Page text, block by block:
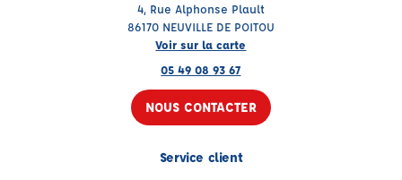
4, Rue Alphonse Plault
86170 NEUVILLE DE POITOU
Voir sur la carte
05 49 08 93 67
NOUS CONTACTER
Service client